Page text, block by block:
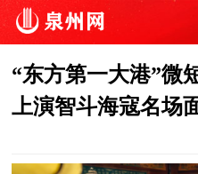
“东方第一大港”微
上演智斗海寇名场